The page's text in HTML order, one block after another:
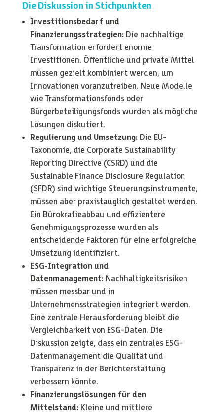
Die Diskussion in Stichpunkten
Investitionsbedarf und
Finanzierungsstrategien: Die nachhaltige
Transformation erfordert enorme
Investitionen. Öffentliche und private Mittel
müssen gezielt kombiniert werden, um
Innovationen voranzutreiben. Neue Modelle
wie Transformationsfonds oder
Bürgerbeteiligungsfonds wurden als mögliche
Lösungen diskutiert.
Regulierung und Umsetzung: Die EU-
Taxonomie, die Corporate Sustainability
Reporting Directive (CSRD) und die
Sustainable Finance Disclosure Regulation
(SFDR) sind wichtige Steuerungsinstrumente,
müssen aber praxistauglich gestaltet werden.
Ein Bürokratieabbau und effizientere
Genehmigungsprozesse wurden als
entscheidende Faktoren für eine erfolgreiche
Umsetzung identifiziert.
ESG-Integration und
Datenmanagement: Nachhaltigkeitsrisiken
müssen messbar und in
Unternehmensstrategien integriert werden.
Eine zentrale Herausforderung bleibt die
Vergleichbarkeit von ESG-Daten. Die
Diskussion zeigte, dass ein zentrales ESG-
Datenmanagement die Qualität und
Transparenz in der Berichterstattung
verbessern könnte.
Finanzierungslösungen für den
Mittelstand: Kleine und mittlere